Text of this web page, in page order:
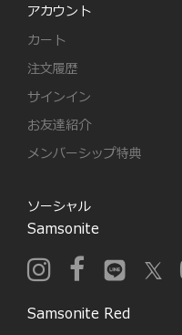
アカウント
カート
注文履歴
サインイン
お友達紹介
メンバーシップ特典
ソーシャル
Samsonite
Samsonite Red